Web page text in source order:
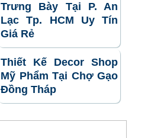
Trưng Bày Tại P. An
Lạc Tp. HCM Uy Tín
Giá Rẻ
Thiết Kế Decor Shop
Mỹ Phẩm Tại Chợ Gạo
Đồng Tháp